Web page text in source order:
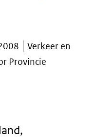
Verkeer en
Provincie